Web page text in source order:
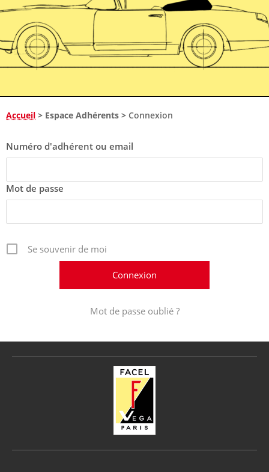
Accueil > Espace Adhérents > Connexion
Numéro d'adhérent ou email
Mot de passe
Se souvenir de moi
Mot de passe oublié ?